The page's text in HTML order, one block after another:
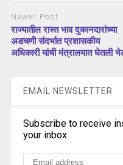
Newer Post
राज्यातील रास्त भाव दुकानदारांच्या
अडचणी संदर्भात प्रशासकीय
अधिकारी यांची मंत्रालयात घेतली
EMAIL NEWSLETTER
Subscribe to receive
your inbox